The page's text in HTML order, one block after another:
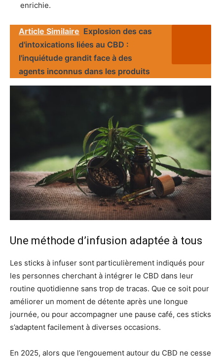
enrichie.
Article Similaire Explosion des cas
d'intoxications liées au CBD :
l'inquiétude grandit face à des
agents inconnus dans les produits
Une méthode d’infusion adaptée à tous
Les sticks à infuser sont particulièrement indiqués pour
les personnes cherchant à intégrer le CBD dans leur
routine quotidienne sans trop de tracas. Que ce soit pour
améliorer un moment de détente après une longue
journée, ou pour accompagner une pause café, ces sticks
s’adaptent facilement à diverses occasions.
En 2025, alors que l’engouement autour du CBD ne cesse